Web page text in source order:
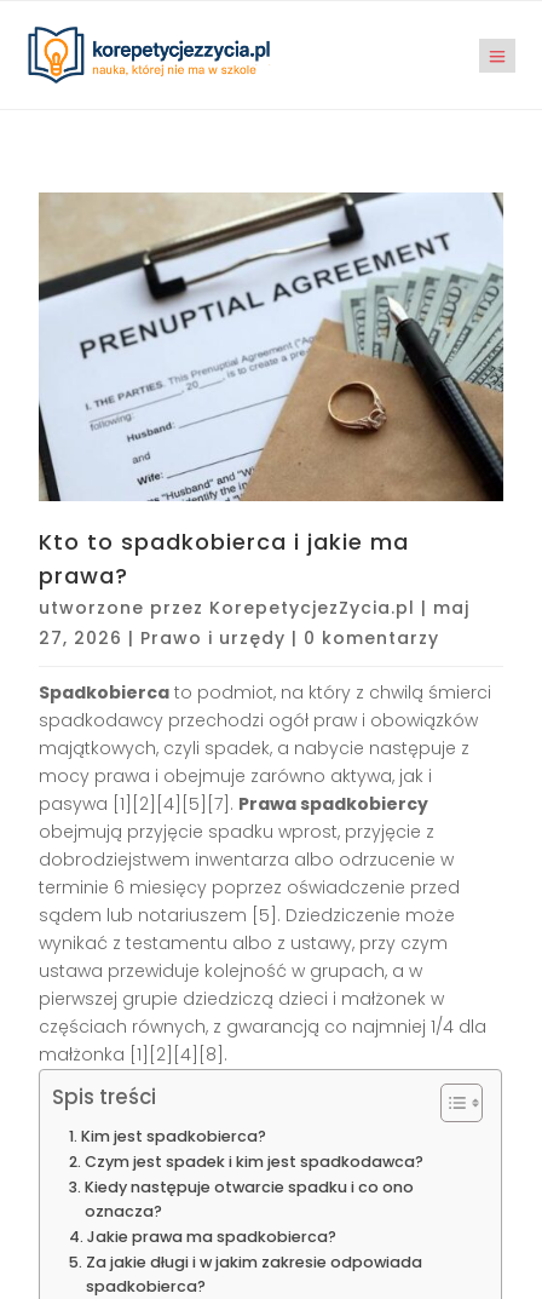
Kto to spadkobierca i jakie ma
prawa?
utworzone przez KorepetycjezZycia.pl | maj
27, 2026 | Prawo i urzędy | 0 komentarzy
Spadkobierca to podmiot, na który z chwilą śmierci
spadkodawcy przechodzi ogół praw i obowiązków
majątkowych, czyli spadek, a nabycie następuje z
mocy prawa i obejmuje zarówno aktywa, jak i
pasywa [1][2][4][5][7]. Prawa spadkobiercy
obejmują przyjęcie spadku wprost, przyjęcie z
dobrodziejstwem inwentarza albo odrzucenie w
terminie 6 miesięcy poprzez oświadczenie przed
sądem lub notariuszem [5]. Dziedziczenie może
wynikać z testamentu albo z ustawy, przy czym
ustawa przewiduje kolejność w grupach, a w
pierwszej grupie dziedziczą dzieci i małżonek w
częściach równych, z gwarancją co najmniej 1/4 dla
małżonka [1][2][4][8].
Spis treści
Kim jest spadkobierca?
Czym jest spadek i kim jest spadkodawca?
Kiedy następuje otwarcie spadku i co ono
oznacza?
Jakie prawa ma spadkobierca?
Za jakie długi i w jakim zakresie odpowiada
spadkobierca?